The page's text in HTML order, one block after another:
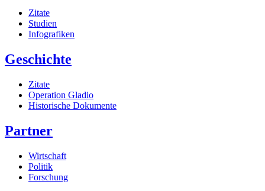
Zitate
Studien
Infografiken
Geschichte
Zitate
Operation Gladio
Historische Dokumente
Partner
Wirtschaft
Politik
Forschung